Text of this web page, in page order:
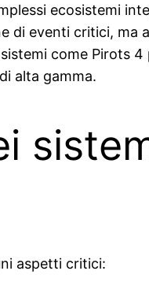
ecosistemi
eventi critici, ma
come Pirots
alta gamma.
aspetti critici: